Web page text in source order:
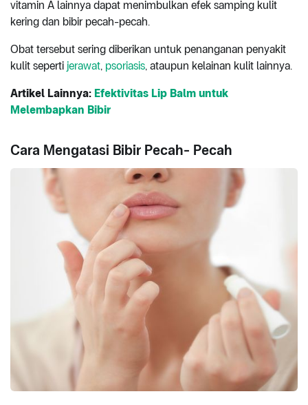
vitamin A lainnya dapat menimbulkan efek samping kulit
kering dan bibir pecah-pecah.
Obat tersebut sering diberikan untuk penanganan penyakit
kulit seperti jerawat, psoriasis, ataupun kelainan kulit lainnya.
Artikel Lainnya: Efektivitas Lip Balm untuk
Melembapkan Bibir
Cara Mengatasi Bibir Pecah- Pecah